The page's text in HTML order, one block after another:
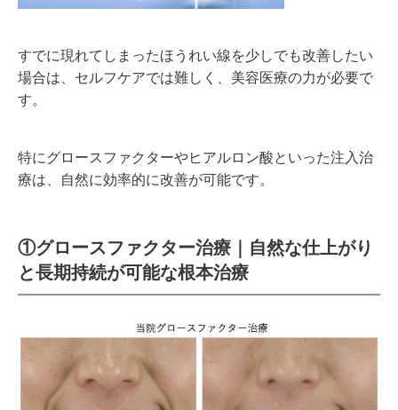
すでに現れてしまったほうれい線を少しでも改善したい
場合は、セルフケアでは難しく、美容医療の力が必要で
す。
特にグロースファクターやヒアルロン酸といった注入治
療は、自然に効率的に改善が可能です。
①グロースファクター治療｜自然な仕上がり
と長期持続が可能な根本治療